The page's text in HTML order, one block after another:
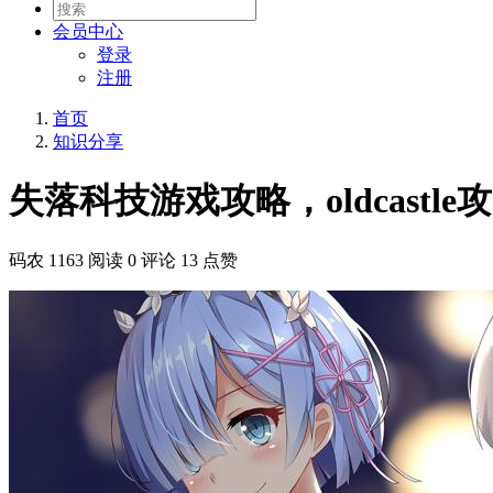
会员中心
登录
注册
首页
知识分享
失落科技游戏攻略，oldcastle
码农 1163 阅读 0 评论 13 点赞